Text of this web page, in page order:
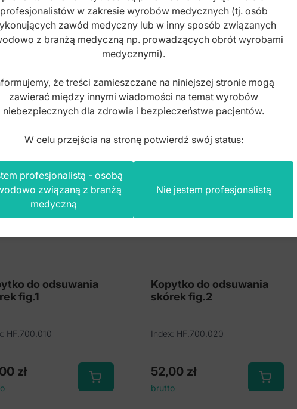
zł 22,00zł
do odsuwania
fig.1
HF.700.010
zł
Kopytko do odsuwania
skórek fig.2
Index: HF.700.020
52,00 zł
brutto
profesjonalistów w zakresie wyrobów medycznych (tj. osób
zawód medyczny lub w inny sposób związanych
z branżą medyczną np. prowadzących obrót wyrobami
medycznymi).
że treści zamieszczane na niniejszej stronie mogą
zawierać między innymi wiadomości na temat wyrobów
niebezpiecznych dla zdrowia i bezpieczeństwa pacjentów.
W celu przejścia na stronę potwierdź swój status:
profesjonalistą - osobą
związaną z branżą
medyczną
Nie jestem profesjonalistą